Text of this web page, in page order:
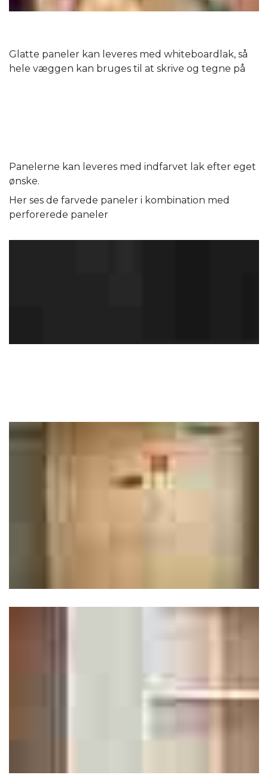
Glatte paneler kan leveres med whiteboardlak, så
hele væggen kan bruges til at skrive og tegne på
Panelerne kan leveres med indfarvet lak efter eget
ønske.
Her ses de farvede paneler i kombination med
perforerede paneler